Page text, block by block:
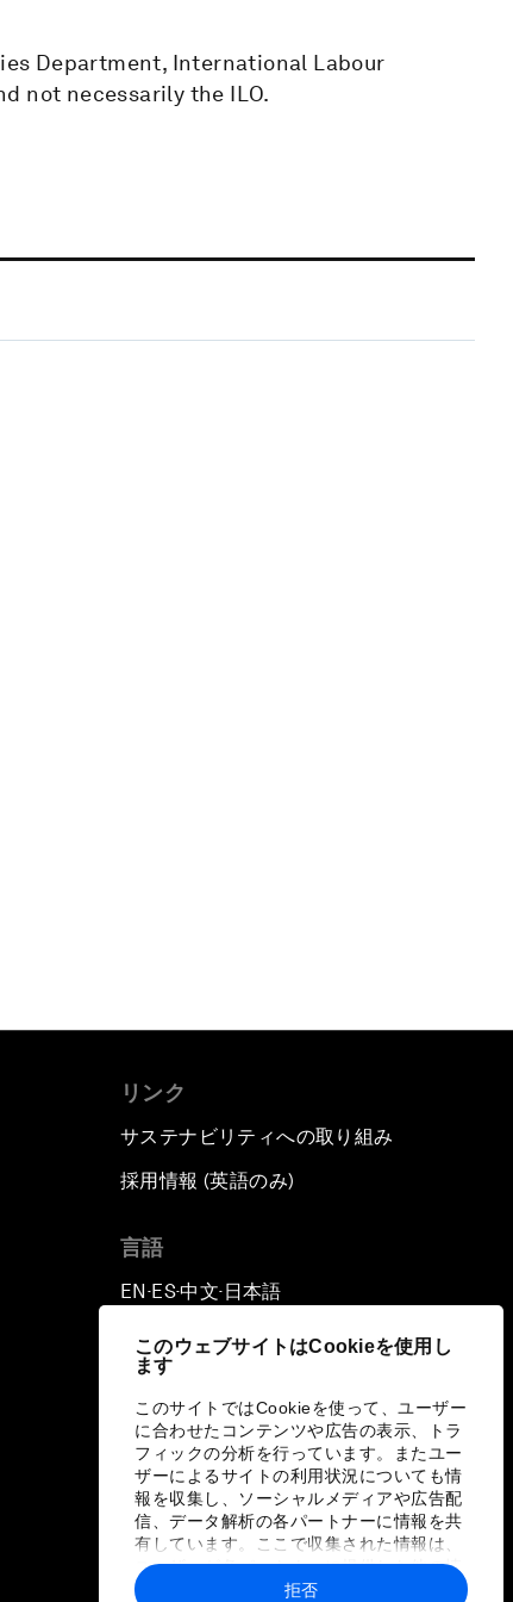
このウェブサイトはCookieを使用し
ます
このサイトではCookieを使って、ユーザー
に合わせたコンテンツや広告の表示、トラ
フィックの分析を行っています。またユー
ザーによるサイトの利用状況についても情
報を収集し、ソーシャルメディアや広告配
信、データ解析の各パートナーに情報を共
有しています。ここで収集された情報は、
ユーザーが各パートナーに提供した他の情
報や各パートナーのサービスを使用した際
拒否
Department, International Labour
not necessarily the ILO.
リンク
サステナビリティへの取り組み
採用情報 (英語のみ)
言語
EN ▪ ES▪中文▪ 日本語